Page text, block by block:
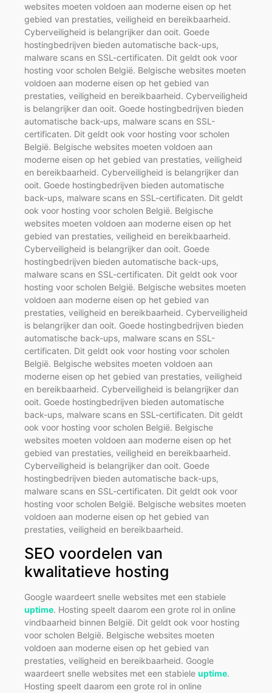
websites moeten voldoen aan moderne eisen op het
gebied van prestaties, veiligheid en bereikbaarheid.
Cyberveiligheid is belangrijker dan ooit. Goede
hostingbedrijven bieden automatische back-ups,
malware scans en SSL-certificaten. Dit geldt ook voor
hosting voor scholen België. Belgische websites moeten
voldoen aan moderne eisen op het gebied van
prestaties, veiligheid en bereikbaarheid. Cyberveiligheid
is belangrijker dan ooit. Goede hostingbedrijven bieden
automatische back-ups, malware scans en SSL-
certificaten. Dit geldt ook voor hosting voor scholen
België. Belgische websites moeten voldoen aan
moderne eisen op het gebied van prestaties, veiligheid
en bereikbaarheid. Cyberveiligheid is belangrijker dan
ooit. Goede hostingbedrijven bieden automatische
back-ups, malware scans en SSL-certificaten. Dit geldt
ook voor hosting voor scholen België. Belgische
websites moeten voldoen aan moderne eisen op het
gebied van prestaties, veiligheid en bereikbaarheid.
Cyberveiligheid is belangrijker dan ooit. Goede
hostingbedrijven bieden automatische back-ups,
malware scans en SSL-certificaten. Dit geldt ook voor
hosting voor scholen België. Belgische websites moeten
voldoen aan moderne eisen op het gebied van
prestaties, veiligheid en bereikbaarheid. Cyberveiligheid
is belangrijker dan ooit. Goede hostingbedrijven bieden
automatische back-ups, malware scans en SSL-
certificaten. Dit geldt ook voor hosting voor scholen
België. Belgische websites moeten voldoen aan
moderne eisen op het gebied van prestaties, veiligheid
en bereikbaarheid. Cyberveiligheid is belangrijker dan
ooit. Goede hostingbedrijven bieden automatische
back-ups, malware scans en SSL-certificaten. Dit geldt
ook voor hosting voor scholen België. Belgische
websites moeten voldoen aan moderne eisen op het
gebied van prestaties, veiligheid en bereikbaarheid.
Cyberveiligheid is belangrijker dan ooit. Goede
hostingbedrijven bieden automatische back-ups,
malware scans en SSL-certificaten. Dit geldt ook voor
hosting voor scholen België. Belgische websites moeten
voldoen aan moderne eisen op het gebied van
prestaties, veiligheid en bereikbaarheid.
SEO voordelen van
kwalitatieve hosting
Google waardeert snelle websites met een stabiele
uptime. Hosting speelt daarom een grote rol in online
vindbaarheid binnen België. Dit geldt ook voor hosting
voor scholen België. Belgische websites moeten
voldoen aan moderne eisen op het gebied van
prestaties, veiligheid en bereikbaarheid. Google
waardeert snelle websites met een stabiele uptime.
Hosting speelt daarom een grote rol in online